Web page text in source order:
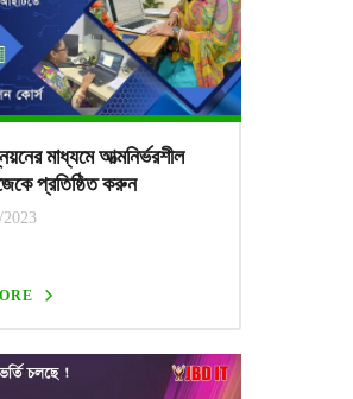
মাধ্যমে আত্মনির্ভরশীল
প্রতিষ্ঠিত করুন